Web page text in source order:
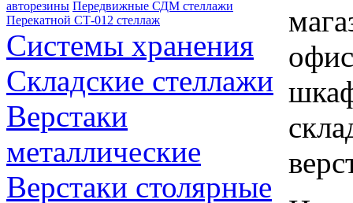
авторезины Передвижные СДМ стеллажи
Перекатной СТ-012 стеллаж
Системы хранения
Складские стеллажи
Верстаки
металлические
Верстаки столярные